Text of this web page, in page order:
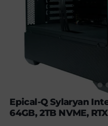
Epical-Q Sylaryan
64GB, 2TB NVME,